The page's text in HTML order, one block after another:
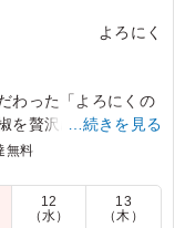
よろにく
わった「よろにくの
を贅沢にあしらった
いずれ劣らぬ新境
ぎなど、焼肉弁当の
…続きを見る
無料
12
（水）
13
（木）